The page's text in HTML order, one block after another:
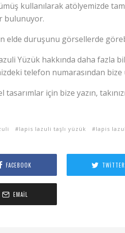
kullanılarak atölyemizde
bulunuyor.
elde duruşunu görsellerde
Yüzük hakkında daha fazla
telefon numarasından bize
tasarımlar için bize yazın,
lapis lazuli taşlı yüzük lapis
FACEBOOK TWITTER
EMAIL